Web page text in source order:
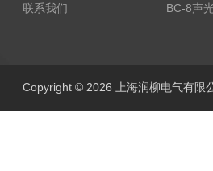
联系我们
BC-8声
Copyright © 2026 上海润柳电气有限